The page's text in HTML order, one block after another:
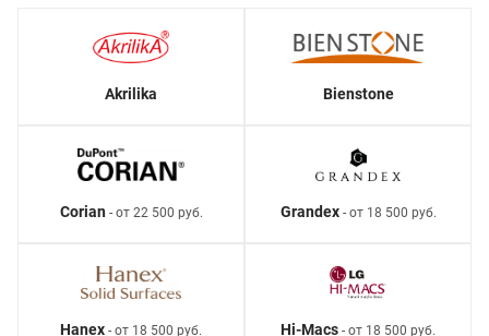
Akrilika Bienstone
Corian- от 22 500 руб. Grandex- от 18 500 руб.
Hanex - от 18 500 руб. Hi-Macs - от 18 500 руб.